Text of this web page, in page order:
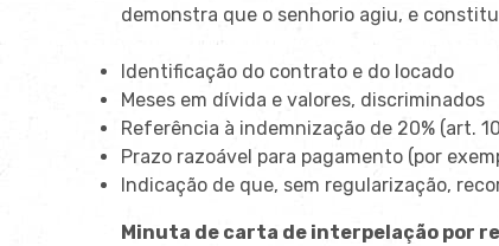
demonstra que o senhorio agiu, e
Identificação do contrato e do locado
Meses em dívida e valores, discriminados
Referência à indemnização de 20% (art.
Prazo razoável para pagamento (por
Indicação de que, sem regularização,
Minuta de carta de interpelação por